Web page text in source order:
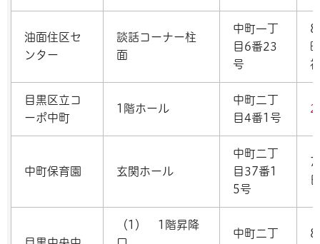
油面住区セ
ンター
談話コーナー柱
面
中町一丁
目6番23
号
8
目黒区立コ
ーポ中町
1階ホール
中町二丁
目4番1号
中町保育園 玄関ホール
中町二丁
目37番1
5号
7
（1） 1階昇降
中町二丁
8